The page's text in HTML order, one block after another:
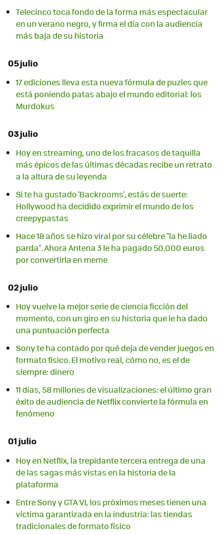
Telecinco toca fondo de la forma más espectacular
en un verano negro, y firma el día con la audiencia
más baja de su historia
05 julio
17 ediciones lleva esta nueva fórmula de puzles que
está poniendo patas abajo el mundo editorial: los
Murdokus
03 julio
Hoy en streaming, uno de los fracasos de taquilla
más épicos de las últimas décadas recibe un retrato
a la altura de su leyenda
Si te ha gustado 'Backrooms', estás de suerte:
Hollywood ha decidido exprimir el mundo de los
creepypastas
Hace 18 años se hizo viral por su célebre "la he liado
parda". Ahora Antena 3 le ha pagado 50.000 euros
por convertirla en meme
02 julio
Hoy vuelve la mejor serie de ciencia ficción del
momento, con un giro en su historia que le ha dado
una puntuación perfecta
Sony te ha contado por qué deja de vender juegos en
formato físico. El motivo real, cómo no, es el de
siempre: dinero
11 días, 58 millones de visualizaciones: el último gran
éxito de audiencia de Netflix convierte la fórmula en
fenómeno
01 julio
Hoy en Netflix, la trepidante tercera entrega de una
de las sagas más vistas en la historia de la
plataforma
Entre Sony y GTA VI, los próximos meses tienen una
víctima garantizada en la industria: las tiendas
tradicionales de formato físico